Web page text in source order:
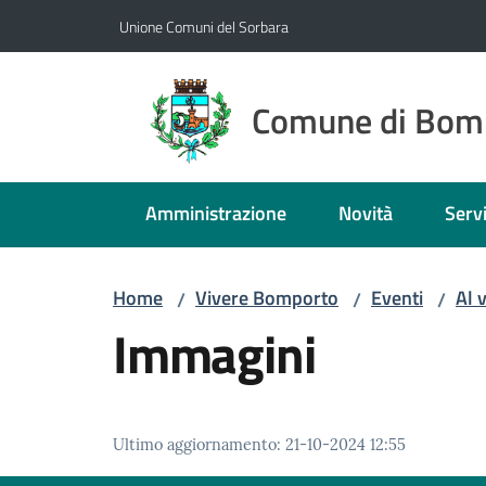
Unione Comuni del Sorbara
Comune di
Amministrazione Novità
Home / Vivere Bomporto / Eventi / Al
Immagini
Ultimo aggiornamento: 21-10-2024 12:55